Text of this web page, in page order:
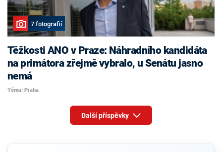
7 fotografií
Těžkosti ANO v Praze: Náhradního kandidáta
na primátora zřejmě vybralo, u Senátu jasno
nemá
Téma: Praha
Další příspěvky